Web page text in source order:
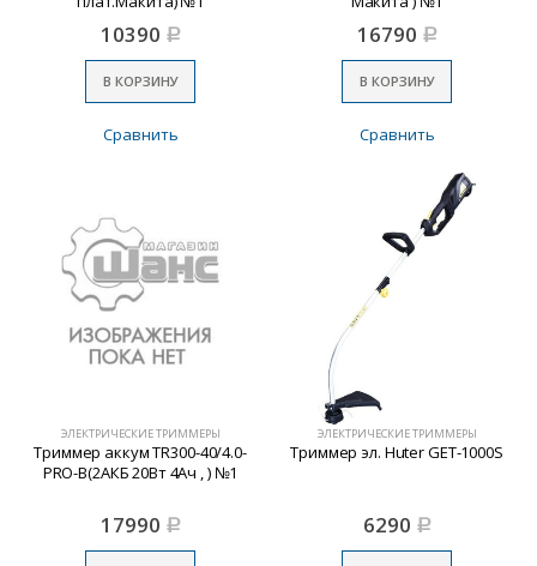
10390 Р
В КОРЗИНУ
Сравнить
16790 Р
В КОРЗИНУ
Сравнить
ЭЛЕКТРИЧЕСКИЕ ТРИММЕРЫ
Триммер аккум TR300-40/4.0-
PRO-B(2АКБ 20Вт 4Ач , ) №1
17990 Р
ЭЛЕКТРИЧЕСКИЕ ТРИММЕРЫ
Триммер эл. Huter GET-1000S
6290 Р